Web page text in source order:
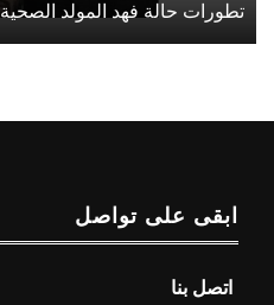
تطورات حالة فهد المولد الصحية
ابقى على تواصل
اتصل بنا